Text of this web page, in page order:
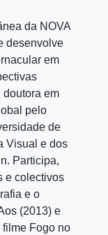
da NOVA
desenvolve
em
doutora em
pelo
de
Visual e dos
Participa,
e colectivos
e o
(2013) e
Fogo no